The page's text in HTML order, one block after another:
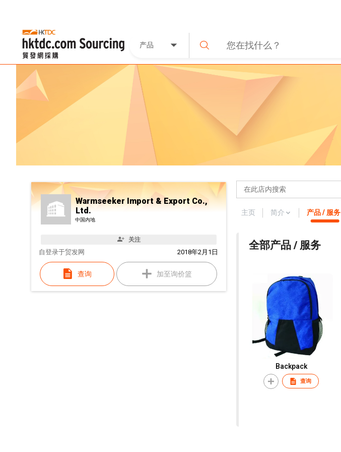
产品
Warmseeker Import & Export Co.,
Ltd.
中国内地
关注
自 2018年2月1日
登录于贸发网
查询 加至询价篮
主页 简介 产品 / 服务
全部产品 / 服务
Backpack
查询